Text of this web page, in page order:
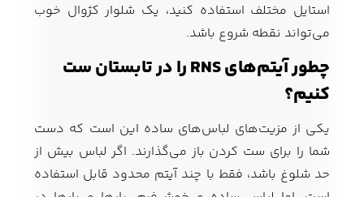
استایل مختلف استفاده کنید، یک شلوار کژوال خوب
می‌تواند نقطه شروع باشد.
چطور آیتم‌های RNS را در تابستان ست
کنیم؟
یکی از مزیت‌های لباس‌های ساده این است که دست
شما را برای ست کردن باز می‌گذارند. اگر لباس بیش از
حد شلوغ باشد، فقط با چند آیتم محدود قابل استفاده